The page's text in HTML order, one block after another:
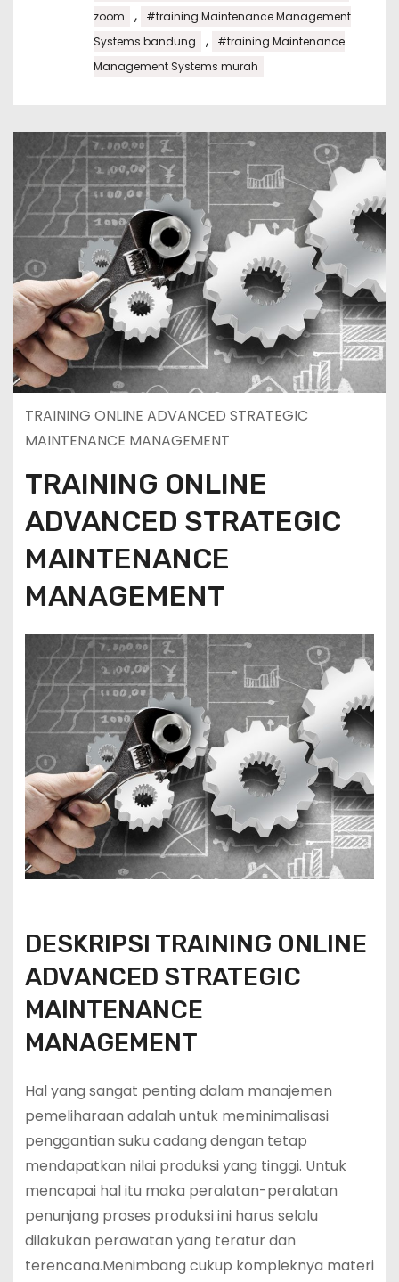
zoom
,
#training Maintenance Management
Systems bandung
,
#training Maintenance
Management Systems murah
TRAINING ONLINE ADVANCED STRATEGIC
MAINTENANCE MANAGEMENT
TRAINING ONLINE
ADVANCED STRATEGIC
MAINTENANCE
MANAGEMENT
DESKRIPSI TRAINING ONLINE
ADVANCED STRATEGIC
MAINTENANCE
MANAGEMENT
Hal yang sangat penting dalam manajemen
pemeliharaan adalah untuk meminimalisasi
penggantian suku cadang dengan tetap
mendapatkan nilai produksi yang tinggi. Untuk
mencapai hal itu maka peralatan-peralatan
penunjang proses produksi ini harus selalu
dilakukan perawatan yang teratur dan
terencana.Menimbang cukup kompleknya materi